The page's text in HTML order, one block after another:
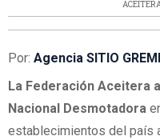
Por: Agencia SITIO
La Federación Aceitera
Nacional Desmotadora
establecimientos del país